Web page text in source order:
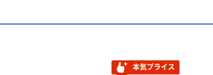
本気プライス